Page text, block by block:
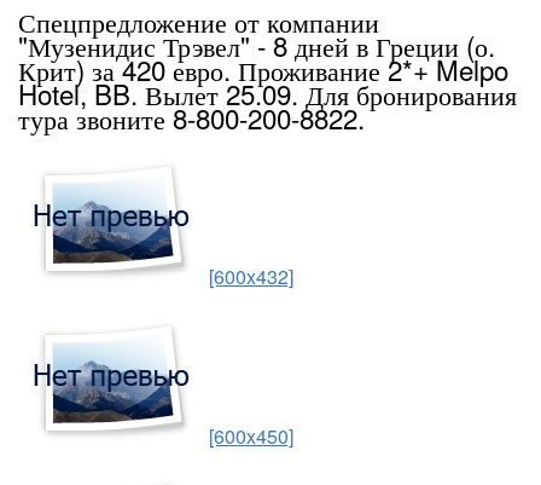
Спецпредложение от компании
"Музенидис Трэвел" - 8 дней в Греции (о.
Крит) за 420 евро. Проживание 2*+ Melpo
Hotel, BB. Вылет 25.09. Для бронирования
тура звоните 8-800-200-8822.
[600x432]
[600x450]